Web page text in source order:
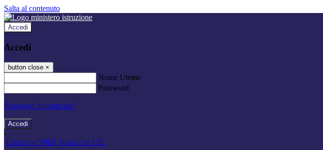
Salta al contenuto
Accedi
Accedi
button close ×
Nome Utente
Password
Password dimenticata?
-
Entra con SPID Entra con CIE